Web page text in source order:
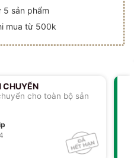
5 sản phẩm
mua từ 500k
CHUYỂN
cho toàn bộ sản